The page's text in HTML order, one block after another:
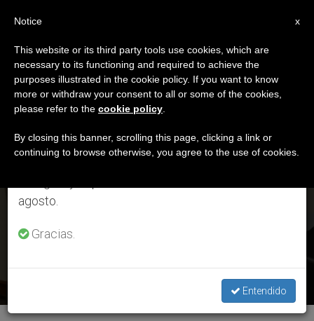
ETIQUETA
Posts Tagged ‘tiroteo’
ÚLTIMAS NOTICIAS
Alemania: El Papa, “profundamente afectado” por la muerte
×
Aviso importante
Del 27 de julio al 7 de agosto haremos la pausa
anual, aprovechando que en el periodo de verano
se generan menos informaciones y también el
agosto.
Gracias.
Entendido
x
Notice
This website or its third party tools use cookies, which are
necessary to its functioning and required to achieve the
purposes illustrated in the cookie policy. If you want to know
more or withdraw your consent to all or some of the cookies,
please refer to the cookie policy
By closing this banner, scrolling this page, clicking a link or
continuing to browse otherwise, you agree to the use of cookies.